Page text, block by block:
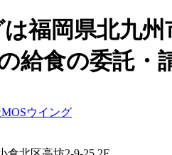
福岡県北九
給食の委託